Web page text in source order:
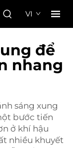
VI
để
nhang
sáng xung
bước tiến
ở khí hậu
nhiều khuyết